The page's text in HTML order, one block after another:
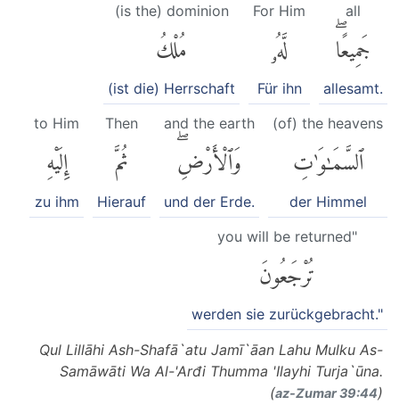
all
جَمِيعًاۖ
allesamt.
For Him
لَّهُۥ
Für ihn
(is the) dominion
مُلْكُ
(ist die) Herrschaft
(of) the heavens
ٱلسَّمَٰوَٰتِ
der Himmel
and the earth
وَٱلْأَرْضِۖ
und der Erde.
Then
ثُمَّ
Hierauf
to Him
إِلَيْهِ
zu ihm
you will be returned"
تُرْجَعُونَ
werden sie zurückgebracht."
Qul Lillāhi Ash-Shafā`atu Jamī`āan Lahu Mulku As-
Samāwāti Wa Al-'Arđi Thumma 'Ilayhi Turja`ūna.
(az-Zumar 39:44)